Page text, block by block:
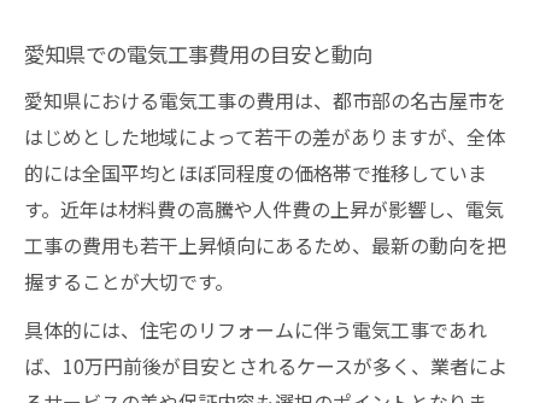
愛知県での電気工事費用の目安と動向
愛知県における電気工事の費用は、都市部の名古屋市を
はじめとした地域によって若干の差がありますが、全体
的には全国平均とほぼ同程度の価格帯で推移していま
す。近年は材料費の高騰や人件費の上昇が影響し、電気
工事の費用も若干上昇傾向にあるため、最新の動向を把
握することが大切です。
具体的には、住宅のリフォームに伴う電気工事であれ
ば、10万円前後が目安とされるケースが多く、業者によ